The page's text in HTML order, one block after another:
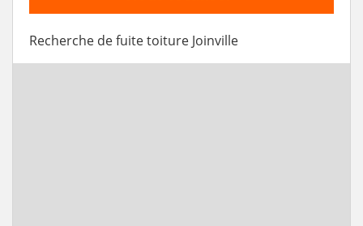
Recherche de fuite toiture Joinville